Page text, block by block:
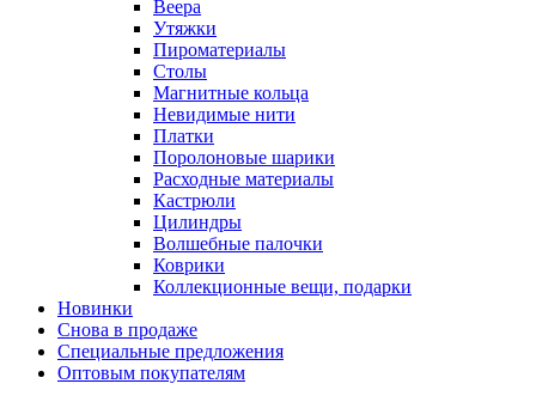
Веера
Утяжки
Пироматериалы
Столы
Магнитные кольца
Невидимые нити
Платки
Поролоновые шарики
Расходные материалы
Кастрюли
Цилиндры
Волшебные палочки
Коврики
Коллекционные вещи, подарки
Новинки
Снова в продаже
Специальные предложения
Оптовым покупателям